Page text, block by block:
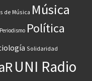
de Música Música
Periodismo Política
Solidaridad
UNI Radio